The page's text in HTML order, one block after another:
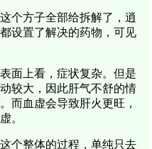
个方子全部给拆解了，逍
设置了解决的药物，可见
面上看，症状复杂。但是
较大，因此肝气不舒的情
而血虚会导致肝火更旺，
。
个整体的过程，单纯只去